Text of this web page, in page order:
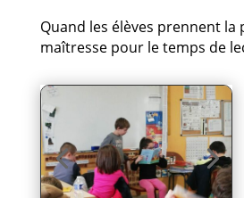
Quand les élèves prennent la
maîtresse pour le temps de